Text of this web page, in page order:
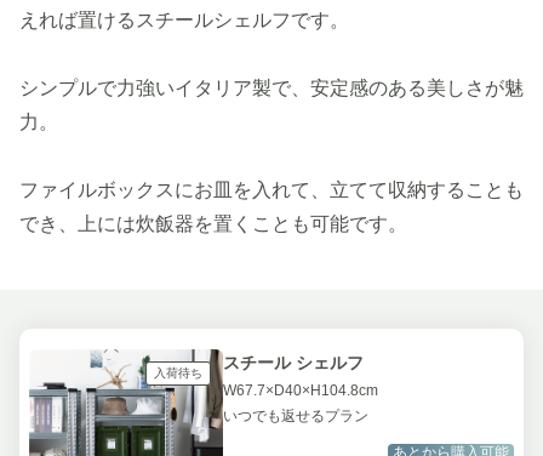
えれば置けるスチールシェルフです。
シンプルで力強いイタリア製で、安定感のある美しさが魅
力。
ファイルボックスにお皿を入れて、立てて収納することも
でき、上には炊飯器を置くことも可能です。
入荷待ち スチール シェルフ
W67.7×D40×H104.8cm
いつでも返せるプラン
あとから購入可能